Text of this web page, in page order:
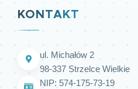
KONTAKT
ul. Michałów 2
98-337 Strzelce Wielkie
NIP: 574-175-73-19